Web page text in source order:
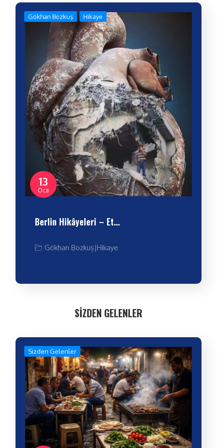
13
Oca
Gökhan Bozkuş Hikaye
Berlin Hikâyeleri – Et…
Gökhan Bozkuş|Hikaye
SİZDEN GELENLER
Sizden Gelenler